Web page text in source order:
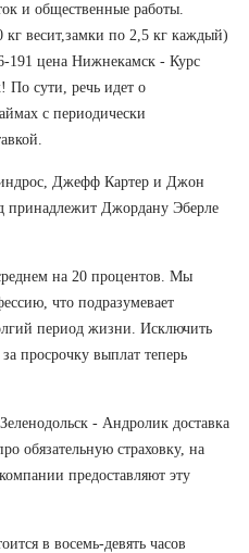
и общественные работы.
весит,замки по 2,5 кг каждый)
191 цена Нижнекамск - Курс
По сути, речь идет о
с периодически
Джефф Картер и Джон
принадлежит Джордану Эберле
на 20 процентов. Мы
что подразумевает
период жизни. Исключить
просрочку выплат теперь
- Андролик доставка
обязательную страховку, на
предоставляют эту
в восемь-девять часов